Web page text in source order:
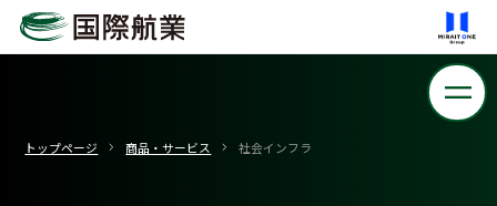
トップページ 商品・サービス 社会インフラ